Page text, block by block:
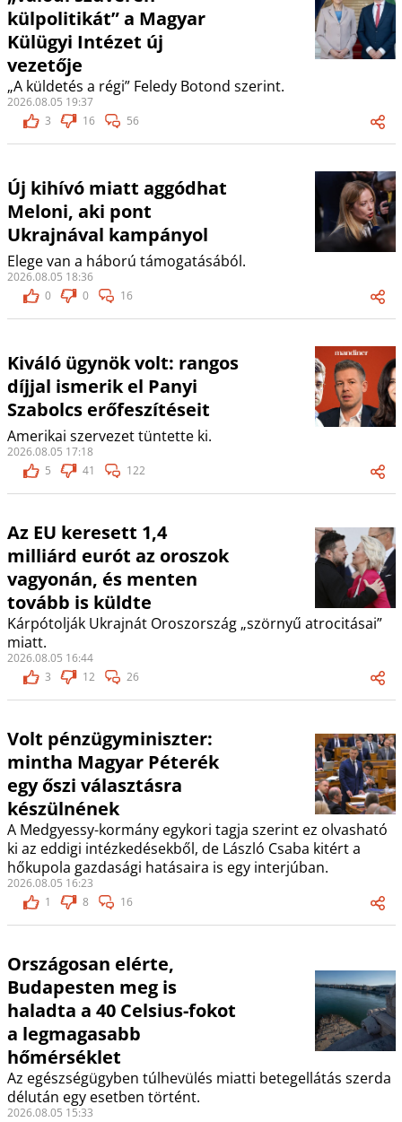
külpolitikát” a Magyar
Külügyi Intézet új
vezetője
„A küldetés a régi” Feledy Botond szerint.
2026.08.05 19:37
3
16 56
Új kihívó miatt aggódhat
Meloni, aki pont
Ukrajnával kampányol
Elege van a háború támogatásából.
2026.08.05 18:36
0
0 16
Kiváló ügynök volt: rangos
díjjal ismerik el Panyi
Szabolcs erőfeszítéseit
Amerikai szervezet tüntette ki.
2026.08.05 17:18
5
41 122
Az EU keresett 1,4
milliárd eurót az oroszok
vagyonán, és menten
tovább is küldte
Kárpótolják Ukrajnát Oroszország „szörnyű atrocitásai”
miatt.
2026.08.05 16:44
3
12 26
Volt pénzügyminiszter:
mintha Magyar Péterék
egy őszi választásra
készülnének
A Medgyessy-kormány egykori tagja szerint ez olvasható
ki az eddigi intézkedésekből, de László Csaba kitért a
hőkupola gazdasági hatásaira is egy interjúban.
2026.08.05 16:23
1
8 16
Országosan elérte,
Budapesten meg is
haladta a 40 Celsius-fokot
a legmagasabb
hőmérséklet
Az egészségügyben túlhevülés miatti betegellátás szerda
délután egy esetben történt.
2026.08.05 15:33